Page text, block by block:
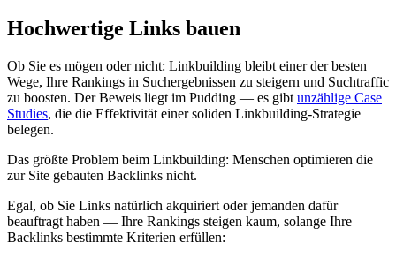
Hochwertige Links bauen
Ob Sie es mögen oder nicht: Linkbuilding bleibt einer der besten
Wege, Ihre Rankings in Suchergebnissen zu steigern und Suchtraffic
zu boosten. Der Beweis liegt im Pudding — es gibt unzählige Case
Studies, die die Effektivität einer soliden Linkbuilding-Strategie
belegen.
Das größte Problem beim Linkbuilding: Menschen optimieren die
zur Site gebauten Backlinks nicht.
Egal, ob Sie Links natürlich akquiriert oder jemanden dafür
beauftragt haben — Ihre Rankings steigen kaum, solange Ihre
Backlinks bestimmte Kriterien erfüllen: